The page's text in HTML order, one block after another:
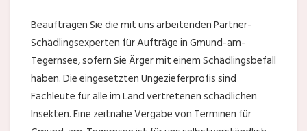
Beauftragen Sie die mit uns arbeitenden Partner-
Schädlingsexperten für Aufträge in Gmund-am-
Tegernsee, sofern Sie Ärger mit einem Schädlingsbefall
haben. Die eingesetzten Ungezieferprofis sind
Fachleute für alle im Land vertretenen schädlichen
Insekten. Eine zeitnahe Vergabe von Terminen für